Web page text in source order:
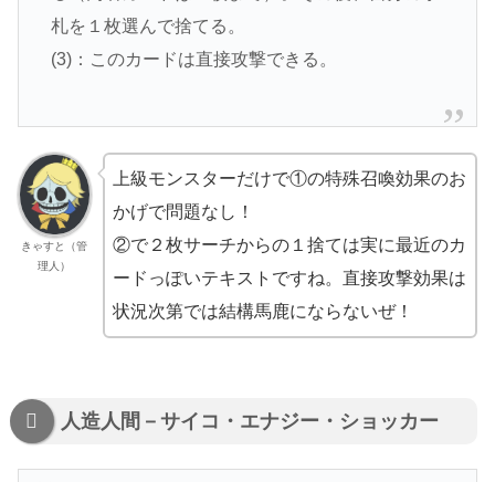
札を１枚選んで捨てる。
(3)：このカードは直接攻撃できる。
きゃすと（管
理人）
上級モンスターだけで①の特殊召喚効果のお
かげで問題なし！
②で２枚サーチからの１捨ては実に最近のカ
ードっぽいテキストですね。直接攻撃効果は
状況次第では結構馬鹿にならないぜ！
人造人間－サイコ・エナジー・ショッカー